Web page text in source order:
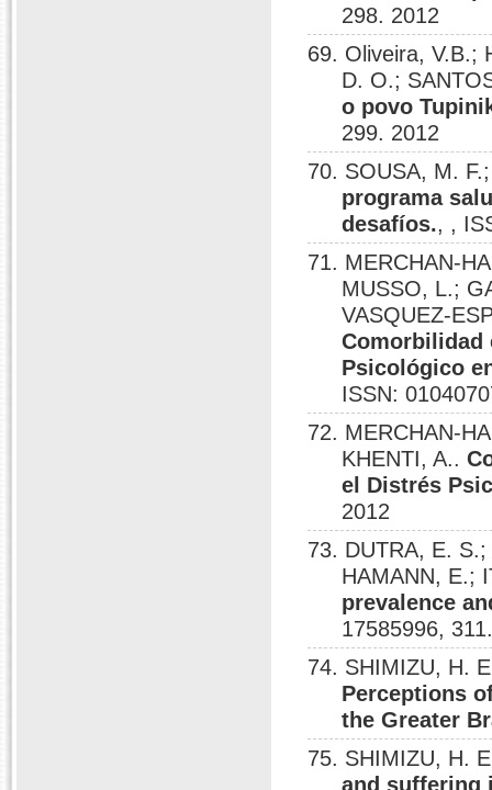
298. 2012
69. Oliveira, V.B.;
D. O.;
o povo
299. 2012
70. SOUSA, M.
programa
desafíos., ,
71. MERCHAN-
MUSSO, L.;
VASQUEZ-
Comorbilidad
Psicológico
ISSN:
72. MERCHAN-
KHENTI, A..
el Distrés
2012
73. DUTRA, E.
HAMANN, E.;
prevalence
17585996,
74. SHIMIZU, H.
Perceptions
the Greater
75. SHIMIZU, H.
and suffering